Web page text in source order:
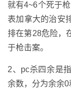
就有4~6个死于
表加拿大的治安
排在第28危险，
于枪击案。
2、pc杀四余是
余数，分为余余